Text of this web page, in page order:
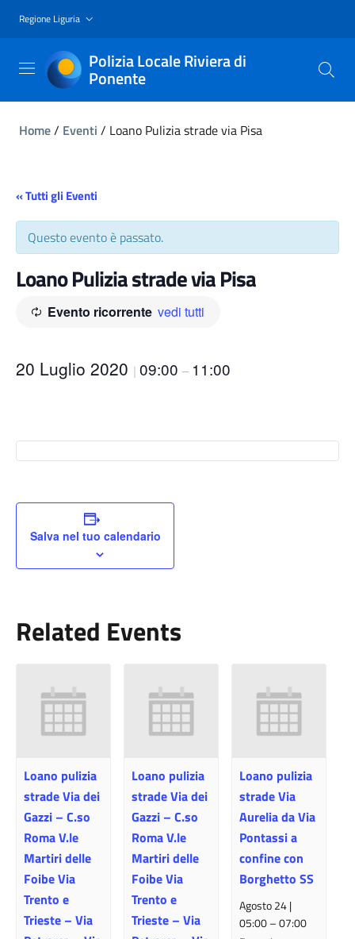
Regione Liguria
Polizia Locale Riviera di
Ponente
Home/ Eventi / Loano Pulizia strade via Pisa
« Tutti gli Eventi
Questo evento è passato.
Loano Pulizia strade via Pisa
Evento ricorrente vedi tutti
20 Luglio 2020 | 09:00 – 11:00
Salva nel tuo calendario
Related Events
Loano pulizia
strade Via dei
Gazzi – C.so
Roma V.le
Martiri delle
Foibe Via
Trento e
Trieste – Via
Loano pulizia
strade Via dei
Gazzi – C.so
Roma V.le
Martiri delle
Foibe Via
Trento e
Trieste – Via
Loano pulizia
strade Via
Aurelia da Via
Pontassi a
confine con
Borghetto SS
Agosto 24 |
05:00–07:00